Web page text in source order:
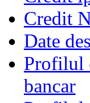
Credit
Date
Profilul
bancar